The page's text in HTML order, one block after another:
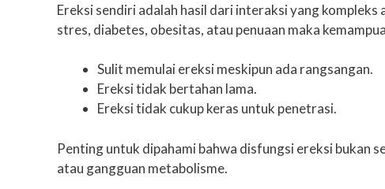
Ereksi sendiri adalah hasil dari interaksi yang
stres, diabetes, obesitas, atau penuaan maka
Sulit memulai ereksi meskipun ada rangsangan.
Ereksi tidak bertahan lama.
Ereksi tidak cukup keras untuk penetrasi.
Penting untuk dipahami bahwa disfungsi ereksi bukan
atau gangguan metabolisme.